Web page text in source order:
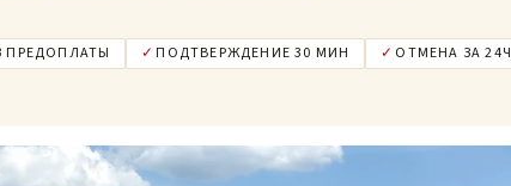
ПРЕДОПЛАТЫ ✓ ПОДТВЕРЖДЕНИЕ 30 МИН ✓ ОТМЕНА ЗА 24Ч